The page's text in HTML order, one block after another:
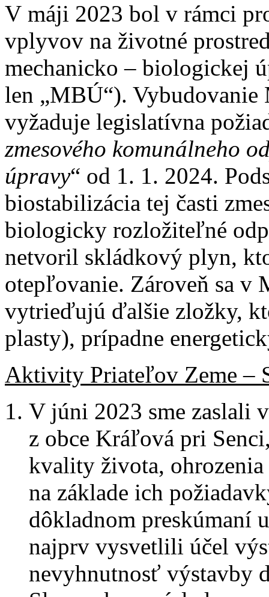
V máji 2023 bol v rámci
vplyvov na životné
mechanicko – biologickej
len „MBÚ“). Vybudovanie
vyžaduje legislatívna
zmesového komunálneho
úpravy“ od 1. 1. 2024.
biostabilizácia tej časti
biologicky rozložiteľné
netvoril skládkový plyn,
otepľovanie. Zároveň sa v
vytrieďujú ďalšie zložky,
plasty), prípadne
Aktivity Priateľov Zeme –
V júni 2023 sme zaslali
z obce Kráľová pri
kvality života,
na základe ich
dôkladnom preskúmaní
najprv vysvetlili účel
nevyhnutnosť výstavby